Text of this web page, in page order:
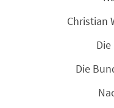
Christian
Die